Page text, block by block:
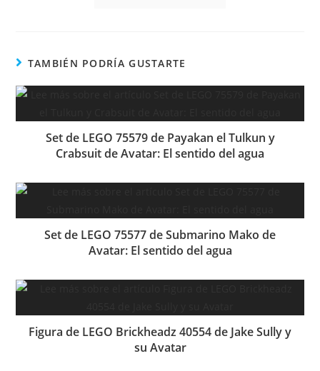
TAMBIÉN PODRÍA GUSTARTE
Set de LEGO 75579 de Payakan el Tulkun y
Crabsuit de Avatar: El sentido del agua
Set de LEGO 75577 de Submarino Mako de
Avatar: El sentido del agua
Figura de LEGO Brickheadz 40554 de Jake Sully y
su Avatar